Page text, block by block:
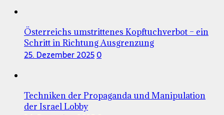
Österreichs umstrittenes Kopftuchverbot – ein
Schritt in Richtung Ausgrenzung
25. Dezember 20250
Techniken der Propaganda und Manipulation
der Israel Lobby